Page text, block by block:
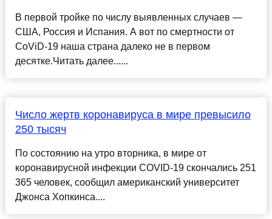
В первой тройке по числу выявленных случаев —
США, Россия и Испания. А вот по смертности от
CoViD-19 наша страна далеко не в первом
десятке.Читать далее......
Число жертв коронавируса в мире превысило
250 тысяч
По состоянию на утро вторника, в мире от
коронавирусной инфекции COVID-19 скончались 251
365 человек, сообщил американский университет
Джонса Хопкинса....